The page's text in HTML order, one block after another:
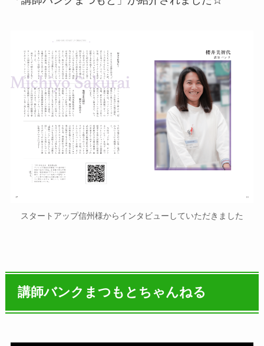
スタートアップ信州様からインタビューしていただきました
講師バンクまつもとちゃんねる